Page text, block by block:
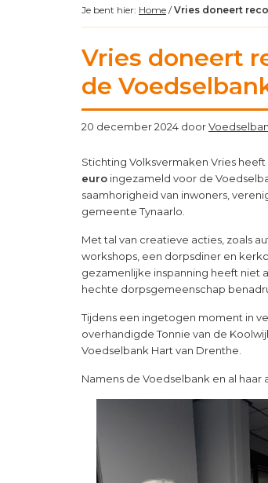
Je bent hier: Home /Vries doneert
Vries doneert
de
20 december 2024 door
Stichting Volksvermaken Vries
euro ingezameld voor de
saamhorigheid van inwoners,
gemeente Tynaarlo.
Met tal van creatieve acties, zoals
workshops, een dorpsdiner en
gezamenlijke inspanning heeft niet
hechte dorpsgemeenschap
Tijdens een ingetogen moment in
overhandigde Tonnie van de
Voedselbank Hart van Drenthe.
Namens de Voedselbank en al haar